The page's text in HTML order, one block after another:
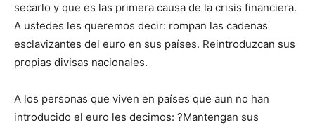
secarlo y que es las primera causa de la crisis financiera.
A ustedes les queremos decir: rompan las cadenas
esclavizantes del euro en sus países. Reintroduzcan sus
propias divisas nacionales.
A los personas que viven en países que aun no han
introducido el euro les decimos: ?Mantengan sus